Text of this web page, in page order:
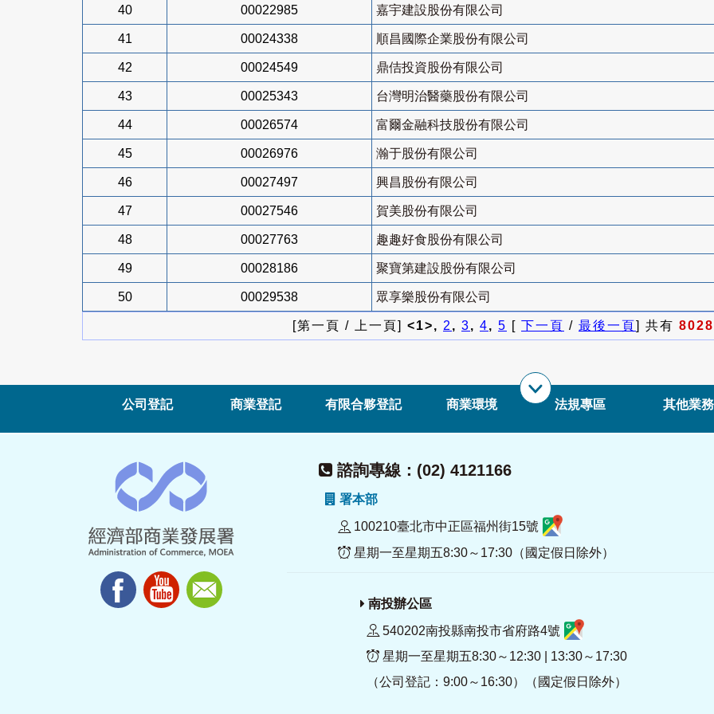
40 00022985 嘉宇建設股份有限公司
41 00024338 順昌國際企業股份有限公司
42 00024549 鼎佶投資股份有限公司
43 00025343 台灣明治醫藥股份有限公司
44 00026574 富爾金融科技股份有限公司
45 00026976 瀚于股份有限公司
46 00027497 興昌股份有限公司
47 00027546 賀美股份有限公司
48 00027763 趣趣好食股份有限公司
49 00028186 聚寶第建設股份有限公司
50 00029538 眾享樂股份有限公司
[第一頁 / 上一頁] <1>, 2, 3, 4, 5 [ 下一頁 / 最後一頁] 共有 8028
公司登記 商業登記 有限合夥登記 商業環境 法規專區 其他業務
諮詢專線：(02) 4121166
署本部
100210臺北市中正區福州街15號
星期一至星期五8:30～17:30（國定假日除外）
南投辦公區
540202南投縣南投市省府路4號
星期一至星期五8:30～12:30 | 13:30～17:30
（公司登記：9:00～16:30）（國定假日除外）